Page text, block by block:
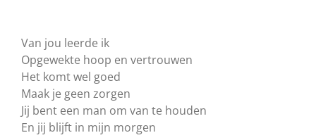
Van jou leerde ik
Opgewekte hoop en vertrouwen
Het komt wel goed
Maak je geen zorgen
Jij bent een man om van te houden
En jij blijft in mijn morgen